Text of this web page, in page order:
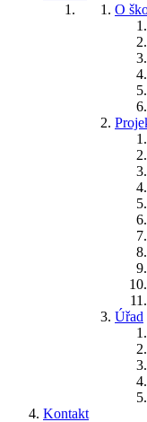
O
Úřad
Kontakt